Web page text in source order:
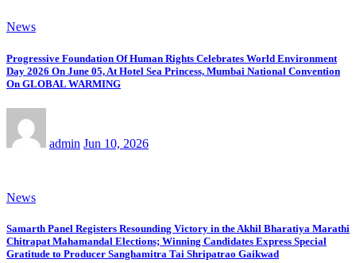
News
Progressive Foundation Of Human Rights Celebrates World Environment
Day 2026 On June 05, At Hotel Sea Princess, Mumbai National Convention
On GLOBAL WARMING
admin Jun 10, 2026
News
Samarth Panel Registers Resounding Victory in the Akhil Bharatiya Marathi
Chitrapat Mahamandal Elections; Winning Candidates Express Special
Gratitude to Producer Sanghamitra Tai Shripatrao Gaikwad